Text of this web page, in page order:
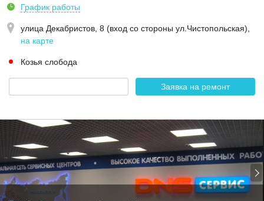
График работы
улица Декабристов, 8 (вход со стороны ул.Чистопольская)
на карте
Козья слобода
Заявка на ремонт